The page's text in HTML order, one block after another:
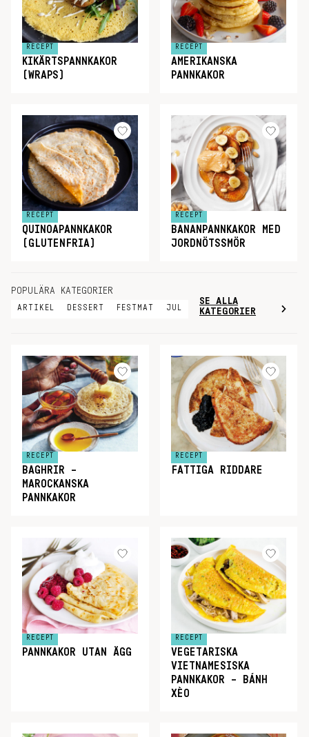
RECEPT
KIKÄRTSPANNKAKOR
(WRAPS)
RECEPT
AMERIKANSKA
PANNKAKOR
RECEPT
QUINOAPANNKAKOR
(GLUTENFRIA)
RECEPT
BANANPANNKAKOR MED
JORDNÖTSSMÖR
POPULÄRA KATEGORIER
ARTIKEL DESSERT FESTMAT JUL
SE ALLA
KATEGORIER
RECEPT
BAGHRIR –
MAROCKANSKA
PANNKAKOR
RECEPT
FATTIGA RIDDARE
RECEPT
PANNKAKOR UTAN ÄGG
RECEPT
VEGETARISKA
VIETNAMESISKA
PANNKAKOR – BÁNH
XÈO